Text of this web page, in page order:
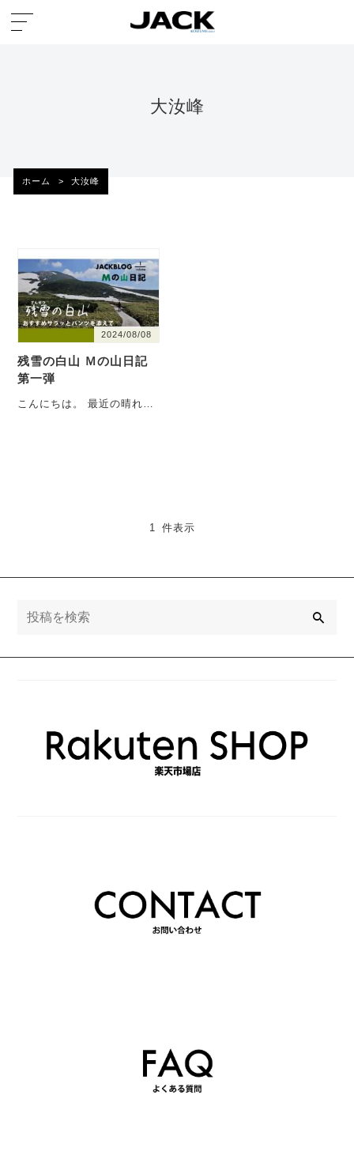
大汝峰
ホーム > 大汝峰
2024/08/08
残雪の白山 Ｍの山日記
第一弾
こんにちは。 最近の晴れた
1 件表示